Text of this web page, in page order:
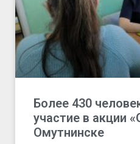
Более 430
участие в акции
Омутнинске